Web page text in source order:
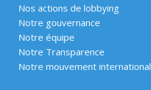
Nos actions de lobbying
Notre gouvernance
Notre équipe
Notre Transparence
Notre mouvement international